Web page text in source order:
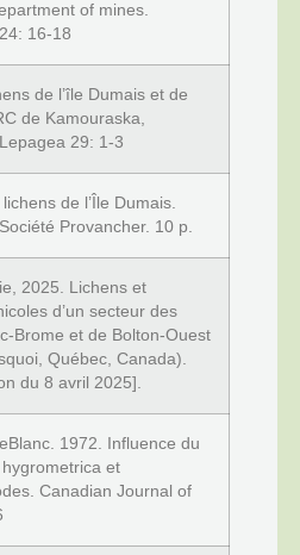
of mines.
16-18
de l’île Dumais et de
de Kamouraska,
29: 1-3
de l’Île Dumais.
Provancher. 10 p.
2025. Lichens et
d’un secteur des
Brome et de Bolton-Ouest
Québec, Canada).
du 8 avril 2025].
1972. Influence du
et
Canadian Journal of